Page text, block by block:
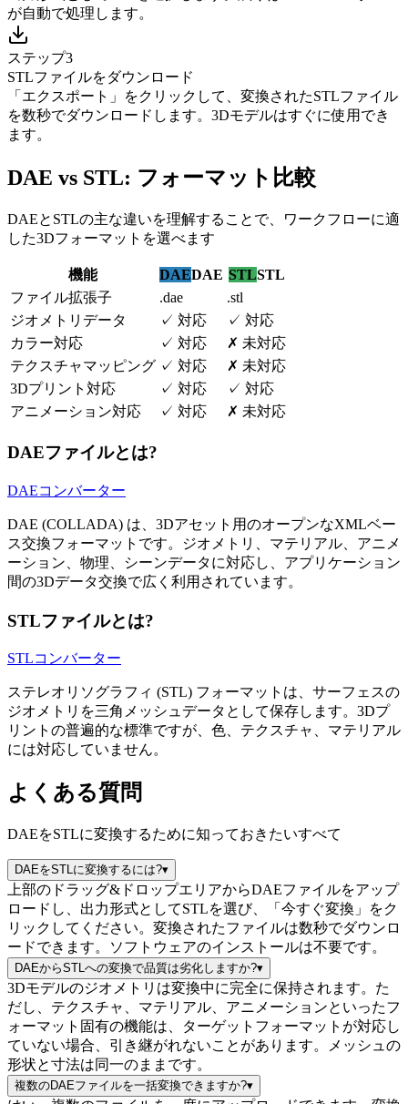
が自動で処理します。
ステップ3
STLファイルをダウンロード
「エクスポート」をクリックして、変換されたSTLファイル
を数秒でダウンロードします。3Dモデルはすぐに使用でき
ます。
DAE vs STL: フォーマット比較
DAEとSTLの主な違いを理解することで、ワークフローに適
した3Dフォーマットを選べます
機能 DAEDAE STLSTL
ファイル拡張子
.dae
.stl
ジオメトリデータ
✓ 対応 ✓ 対応
カラー対応
✓ 対応 ✗ 未対応
テクスチャマッピング ✓ 対応 ✗ 未対応
3Dプリント対応
✓ 対応 ✓ 対応
アニメーション対応
✓ 対応 ✗ 未対応
DAEファイルとは?
DAEコンバーター
DAE (COLLADA) は、3Dアセット用のオープンなXMLベー
ス交換フォーマットです。ジオメトリ、マテリアル、アニメ
ーション、物理、シーンデータに対応し、アプリケーション
間の3Dデータ交換で広く利用されています。
STLファイルとは?
STLコンバーター
ステレオリソグラフィ (STL) フォーマットは、サーフェスの
ジオメトリを三角メッシュデータとして保存します。3Dプ
リントの普遍的な標準ですが、色、テクスチャ、マテリアル
には対応していません。
よくある質問
DAEをSTLに変換するために知っておきたいすべて
DAEをSTLに変換するには?▾
上部のドラッグ&ドロップエリアからDAEファイルをアップ
ロードし、出力形式としてSTLを選び、「今すぐ変換」をク
リックしてください。変換されたファイルは数秒でダウンロ
ードできます。ソフトウェアのインストールは不要です。
DAEからSTLへの変換で品質は劣化しますか?▾
3Dモデルのジオメトリは変換中に完全に保持されます。た
だし、テクスチャ、マテリアル、アニメーションといったフ
ォーマット固有の機能は、ターゲットフォーマットが対応し
ていない場合、引き継がれないことがあります。メッシュの
形状と寸法は同一のままです。
複数のDAEファイルを一括変換できますか?▾